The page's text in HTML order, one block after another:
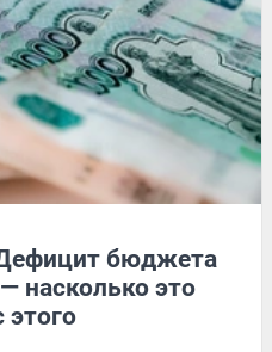
бюджета
насколько это
этого